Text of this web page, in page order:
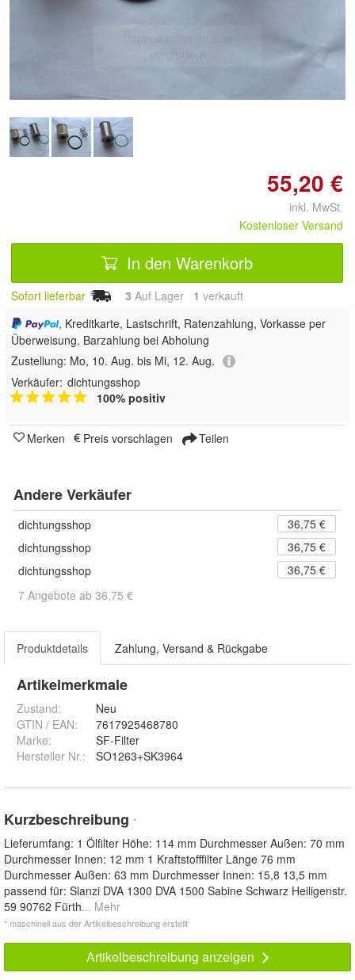
Doppelt antippen zum
vergrößern
55,20 €
inkl. MwSt.
Kostenloser Versand
In den Warenkorb
Sofort lieferbar 3 Auf Lager 1 verkauft
, Kreditkarte, Lastschrift, Ratenzahlung, Vorkasse per
Überweisung, Barzahlung bei Abholung
Zustellung: Mo, 10. Aug. bis Mi, 12. Aug.
Verkäufer: dichtungsshop
100% positiv
Merken Preis vorschlagen Teilen
Andere Verkäufer
dichtungsshop
36,75 €
dichtungsshop
36,75 €
dichtungsshop
36,75 €
7 Angebote ab 36,75 €
Produktdetails Zahlung, Versand & Rückgabe
Artikelmerkmale
Zustand:
Neu
GTIN / EAN:
7617925468780
Marke:
SF-Filter
Hersteller Nr.:
SO1263+SK3964
Kurzbeschreibung *
Lieferumfang: 1 Ölfilter Höhe: 114 mm Durchmesser Außen: 70 mm
Durchmesser Innen: 12 mm 1 Kraftstofffilter Länge 76 mm
Durchmesser Außen: 63 mm Durchmesser Innen: 15,8 13,5 mm
passend für: Slanzi DVA 1300 DVA 1500 Sabine Schwarz Heiligenstr.
59 90762 Fürth... Mehr
* maschinell aus der Artikelbeschreibung erstellt
Artikelbeschreibung anzeigen